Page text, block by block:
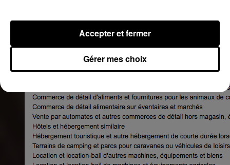
Gérer mes choix
Accepter et fermer